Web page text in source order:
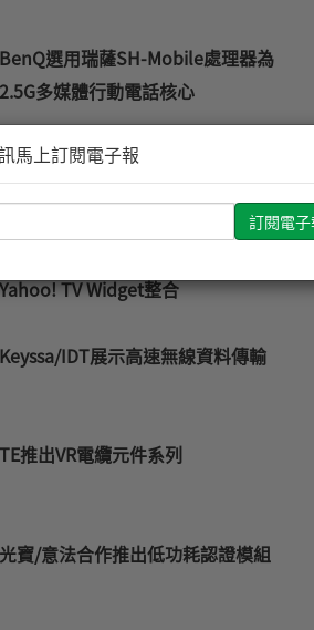
BenQ選用瑞薩SH-Mobile處理器為
2.5G多媒體行動電話核心
凌華發表適用於視覺導引機器人小型
視覺系統
Yahoo! TV Widget整合
Keyssa/IDT展示高速無線資料傳輸
TE推出VR電纜元件系列
光寶/意法合作推出低功耗認證模組
馬上訂閱電子報
輸
您
E-
mail